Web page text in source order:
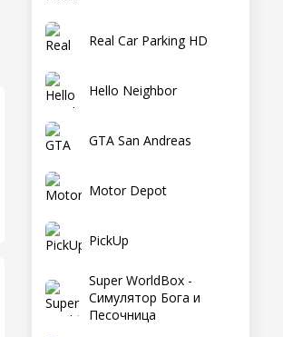
Real Car Parking HD
Hello Neighbor
GTA San Andreas
Motor Depot
PickUp
Super WorldBox -
Симулятор Бога и
Песочница